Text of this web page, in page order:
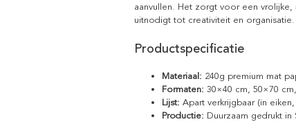
aanvullen. Het zorgt voor een
uitnodigt tot creativiteit en organisatie.
Productspecificatie
Materiaal: 240g premium mat
Formaten: 30×40 cm, 50×70
Lijst: Apart verkrijgbaar (in
Productie: Duurzaam gedrukt in